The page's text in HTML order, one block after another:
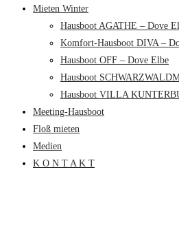
Mieten Winter
Hausboot AGATHE – Dove
Komfort-Hausboot DIVA –
Hausboot OFF – Dove Elbe
Hausboot
Hausboot VILLA
Meeting-Hausboot
Floß mieten
Medien
K O N T A K T